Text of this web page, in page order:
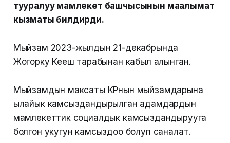
тууралуу мамлекет башчысынын маалымат
кызматы билдирди.
Мыйзам 2023-жылдын 21-декабрында
Жогорку Кеңеш тарабынан кабыл алынган.
Мыйзамдын максаты КРнын мыйзамдарына
ылайык камсыздандырылган адамдардын
мамлекеттик социалдык камсыздандырууга
болгон укугун камсыздоо болуп саналат.